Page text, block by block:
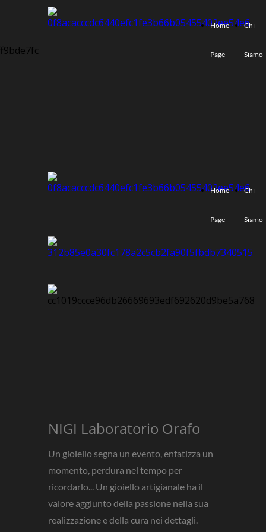
Home
Page
Chi
Siamo
Home
Page
Chi
Siamo
NIGI Laboratorio Orafo
Un gioiello segna un evento, enfatizza un
momento, perdura nel tempo per
ricordarlo... Un gioiello artigianale ha il
valore aggiunto della passione nella sua
realizzazione e della cura nei dettagli.